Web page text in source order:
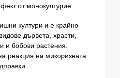
от монокултурие
култури и е крайно
дървета, храсти,
и бобови растения.
реакция на микоризната